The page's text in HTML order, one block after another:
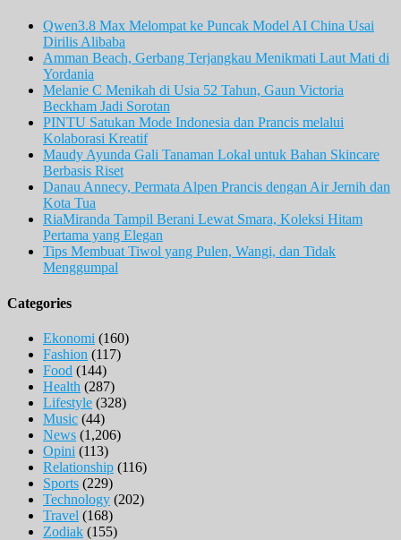
Qwen3.8 Max Melompat ke Puncak Model AI China Usai
Dirilis Alibaba
Amman Beach, Gerbang Terjangkau Menikmati Laut Mati di
Yordania
Melanie C Menikah di Usia 52 Tahun, Gaun Victoria
Beckham Jadi Sorotan
PINTU Satukan Mode Indonesia dan Prancis melalui
Kolaborasi Kreatif
Maudy Ayunda Gali Tanaman Lokal untuk Bahan Skincare
Berbasis Riset
Danau Annecy, Permata Alpen Prancis dengan Air Jernih dan
Kota Tua
RiaMiranda Tampil Berani Lewat Smara, Koleksi Hitam
Pertama yang Elegan
Tips Membuat Tiwol yang Pulen, Wangi, dan Tidak
Menggumpal
Categories
Ekonomi (160)
Fashion (117)
Food (144)
Health (287)
Lifestyle (328)
Music (44)
News (1,206)
Opini (113)
Relationship (116)
Sports (229)
Technology (202)
Travel (168)
Zodiak (155)